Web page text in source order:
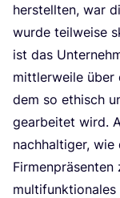
her­stell­ten, war
wur­de teil­wei­se
ist das
mitt­ler­wei­le über
dem so ethisch
gear­bei­tet wird.
nach­hal­ti­ger,
Fir­men­prä­sen­ten
mul­ti­funk­tio­na­les